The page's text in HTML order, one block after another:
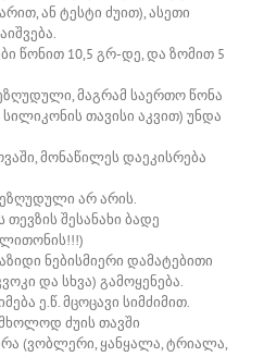
ან ტესტი ძუით), ასეთი
წონით 10,5 გრ-დე, და ზომით 5
მაგრამ საერთო წონა
თავისი აკვით) უნდა
მონაწილეს დაეკისრება
არ არის.
შესანახი ბადე
ნებისმიერი დამატებითი
და სხვა) გამოყენება.
ე.წ. მცოცავი სიმძიმით.
ძუის თავში
(ვობლერი, ყანყალა, ტრიალა,